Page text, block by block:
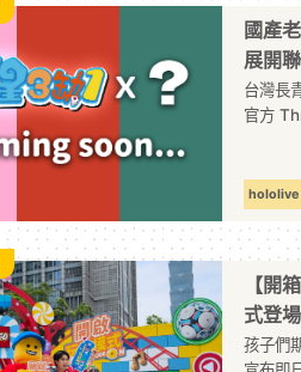
國產
展開
台灣長
官方
hololive
明星3缺1
【開
式登
孩子們